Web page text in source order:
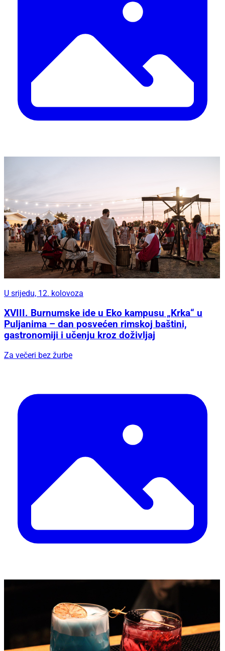
U srijedu, 12. kolovoza
XVIII. Burnumske ide u Eko kampusu „Krka“ u
Puljanima – dan posvećen rimskoj baštini,
gastronomiji i učenju kroz doživljaj
Za večeri bez žurbe